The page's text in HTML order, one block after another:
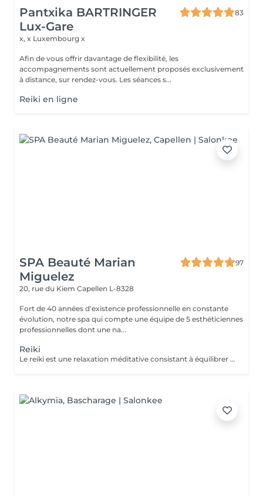
Pantxika BARTRINGER
Lux-Gare
83
x, x Luxembourg x
Afin de vous offrir davantage de flexibilité, les
accompagnements sont actuellement proposés exclusivement
à distance, sur rendez-vous. Les séances s...
Reiki en ligne
SPA Beauté Marian
Miguelez
97
20, rue du Kiem Capellen L-8328
Fort de 40 années d'existence professionnelle en constante
évolution, notre spa qui compte une équipe de 5 esthéticiennes
professionnelles dont une na...
Reiki
Le reiki est une relaxation méditative consistant à équilibrer les énergies de la personne, pour qu'elle trouve un apaisement durable et profond au niveau de son corps, de son psychique et de son émotionnel. Elle utilise un toucher sur des points spécifiques du circuit énergétique du corps et favorise ainsi l'émergence des potentiels naturels solutionnant. Le praticien capte l'énergie universelle du cosmos et de la terre et la transmet au receveur par l'imposition des mains. L'énergie circule alors dans tout le corps du receveur : elle aligne, nettoie, équilibre, transforme, soigne ce qui peut l'être pendant le soin.Le Reiki agit sur la totalité de l'individu et donc sur ses indivisibles composantes mentale, physique, émotionnelle et spirituelle. Comment se déroule une séance Reiki ? Le receveur reste habillé, se déchausse et s'installe confortablement sur une table de massage. Le praticien pose légèrement ses mains sur les chakras (roues d'énergie) du receveur, pendant environ 3 minutes par position. Durant la première demi-heure, le receveur est couché sur le dos. Puis il se tourne sur le ventre. La séance est généralement accompagnée d'une musique douce et relaxante.